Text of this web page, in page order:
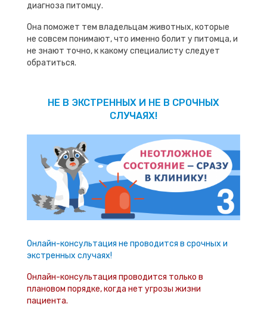
диагноза питомцу.
Она поможет тем владельцам животных, которые
не совсем понимают, что именно болит у питомца, и
не знают точно, к какому специалисту следует
обратиться.
НЕ В ЭКСТРЕННЫХ И НЕ В СРОЧНЫХ
СЛУЧАЯХ!
Онлайн-консультация не проводится в срочных и
экстренных случаях!
Онлайн-консультация проводится только в
плановом порядке, когда нет угрозы жизни
пациента.